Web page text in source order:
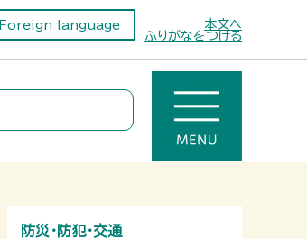
本文へ
Foreign language
ふりがなをつける
防災・防犯・交通